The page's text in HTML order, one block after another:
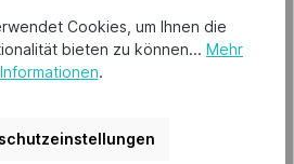
In den Warenkorb
Cookies, um Ihnen die
bieten zu können... Mehr
Informationen.